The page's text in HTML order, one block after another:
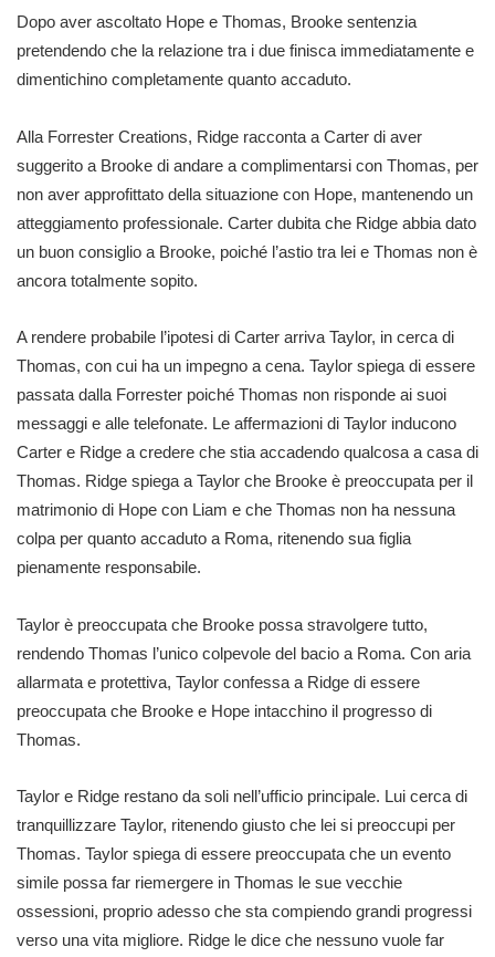
Dopo aver ascoltato Hope e Thomas, Brooke sentenzia
pretendendo che la relazione tra i due finisca immediatamente e
dimentichino completamente quanto accaduto.
Alla Forrester Creations, Ridge racconta a Carter di aver
suggerito a Brooke di andare a complimentarsi con Thomas, per
non aver approfittato della situazione con Hope, mantenendo un
atteggiamento professionale. Carter dubita che Ridge abbia dato
un buon consiglio a Brooke, poiché l’astio tra lei e Thomas non è
ancora totalmente sopito.
A rendere probabile l’ipotesi di Carter arriva Taylor, in cerca di
Thomas, con cui ha un impegno a cena. Taylor spiega di essere
passata dalla Forrester poiché Thomas non risponde ai suoi
messaggi e alle telefonate. Le affermazioni di Taylor inducono
Carter e Ridge a credere che stia accadendo qualcosa a casa di
Thomas. Ridge spiega a Taylor che Brooke è preoccupata per il
matrimonio di Hope con Liam e che Thomas non ha nessuna
colpa per quanto accaduto a Roma, ritenendo sua figlia
pienamente responsabile.
Taylor è preoccupata che Brooke possa stravolgere tutto,
rendendo Thomas l’unico colpevole del bacio a Roma. Con aria
allarmata e protettiva, Taylor confessa a Ridge di essere
preoccupata che Brooke e Hope intacchino il progresso di
Thomas.
Taylor e Ridge restano da soli nell’ufficio principale. Lui cerca di
tranquillizzare Taylor, ritenendo giusto che lei si preoccupi per
Thomas. Taylor spiega di essere preoccupata che un evento
simile possa far riemergere in Thomas le sue vecchie
ossessioni, proprio adesso che sta compiendo grandi progressi
verso una vita migliore. Ridge le dice che nessuno vuole far